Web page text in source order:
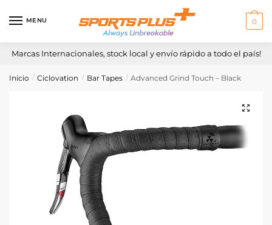
MENU 0
Marcas Internacionales, stock local y envío rápido a todo el país!
Inicio / Ciclovation / Bar Tapes / Advanced Grind Touch – Black